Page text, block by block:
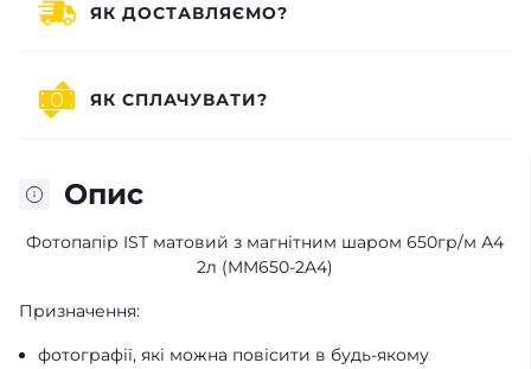
Опис
Фотопапір IST матовий з магнітним шаром 650гр/м А4
2л (MM650-2A4)
Призначення:
фотографії, які можна повісити в будь-якому
ЯК ДОСТАВЛЯЄМО?
ЯК СПЛАЧУВАТИ?